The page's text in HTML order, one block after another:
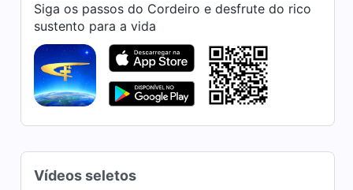
42:17
Testemunho da Vida da Igreja
"Transformada pelo meu
dever"
41:08
"Quem gosta de agradar às
louvor de Deus?"
Siga os passos do Cordeiro e desfrute do rico
sustento para a vida
Vídeos seletos